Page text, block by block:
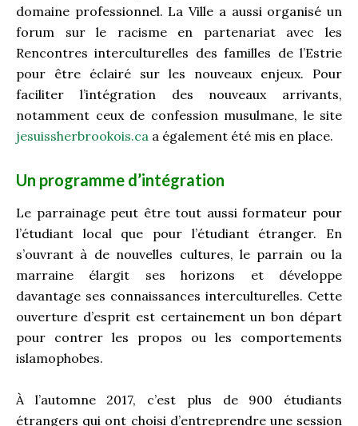
domaine professionnel. La Ville a aussi organisé un
forum sur le racisme en partenariat avec les
Rencontres interculturelles des familles de l’Estrie
pour être éclairé sur les nouveaux enjeux. Pour
faciliter l’intégration des nouveaux arrivants,
notamment ceux de confession musulmane, le site
jesuissherbrookois.ca a également été mis en place.
Un programme d’intégration
Le parrainage peut être tout aussi formateur pour
l’étudiant local que pour l’étudiant étranger. En
s’ouvrant à de nouvelles cultures, le parrain ou la
marraine élargit ses horizons et développe
davantage ses connaissances interculturelles. Cette
ouverture d’esprit est certainement un bon départ
pour contrer les propos ou les comportements
islamophobes.
À l’automne 2017, c’est plus de 900 étudiants
étrangers qui ont choisi d’entreprendre une session